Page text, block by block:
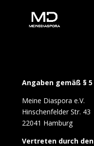
Angaben gemäß § 5
Meine Diaspora e.V.
Hinschenfelder Str. 43
22041 Hamburg
Vertreten durch